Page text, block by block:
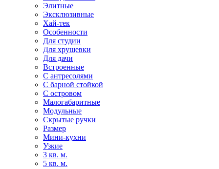
Элитные
Эксклюзивные
Хай-тек
Особенности
Для студии
Для хрущевки
Для дачи
Встроенные
С антресолями
С барной стойкой
С островом
Малогабаритные
Модульные
Скрытые ручки
Размер
Мини-кухни
Узкие
3 кв. м.
5 кв. м.